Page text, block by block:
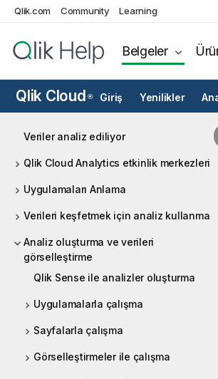
Qlik.com Community Learning
Belgeler
Qlik Cloud ® Giriş Yenilikler
Veriler analiz ediliyor
Qlik Cloud Analytics etkinlik merkezleri
Uygulamaları Anlama
Verileri keşfetmek için analiz kullanma
Analiz oluşturma ve verileri
görselleştirme
Qlik Sense ile analizler oluşturma
Uygulamalarla çalışma
Sayfalarla çalışma
Görselleştirmeler ile çalışma